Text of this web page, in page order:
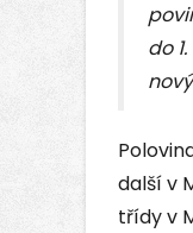
do
další v
třídy v